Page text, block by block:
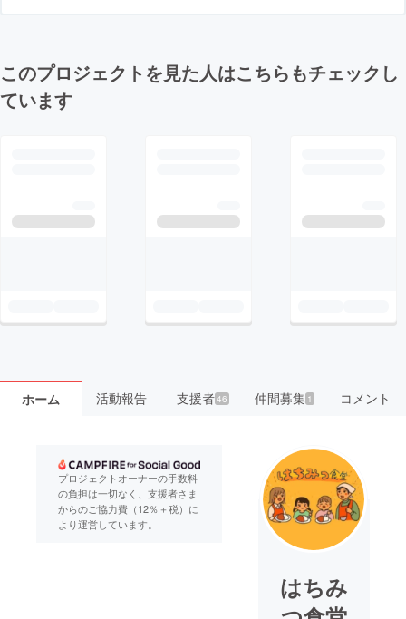
このプロジェクトを見た人はこちらもチェックし
ています
ホーム 活動報告 支援者46 仲間募集 1 コメント
プロジェクトオーナーの手数料
の負担は一切なく、支援者さま
からのご協力費（12％＋税）に
より運営しています。
はちみ